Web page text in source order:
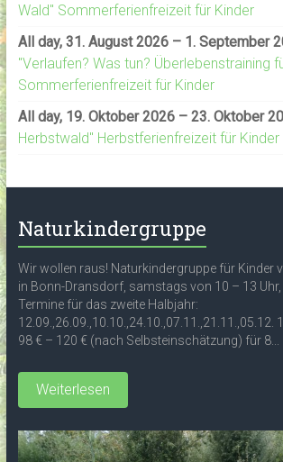
Wald" Sommerferienfreizeit für Kinder
All day, 31. August 2026 – 1. September
"Verlaufen? Was tun? Überlebenstraining
Sommerferienfreizeit für Kinder
All day, 19. Oktober 2026 – 23. Oktober
Herbstwald" Herbstferienfreizeit für Kinder
Naturkindergruppe
Wir wollen raus! Naturkindergruppe für Kinder
in Bonn-Dransdorf, samstags von 10 – 13 Uhr,
Termine für das zweite Halbjahr:
12.09.,26.09.,10.10.,24.10.,07.11.,21.11.,05.12.
98 € – 120 € (nach Selbsteinschätzung) für 8...
Weiterlesen